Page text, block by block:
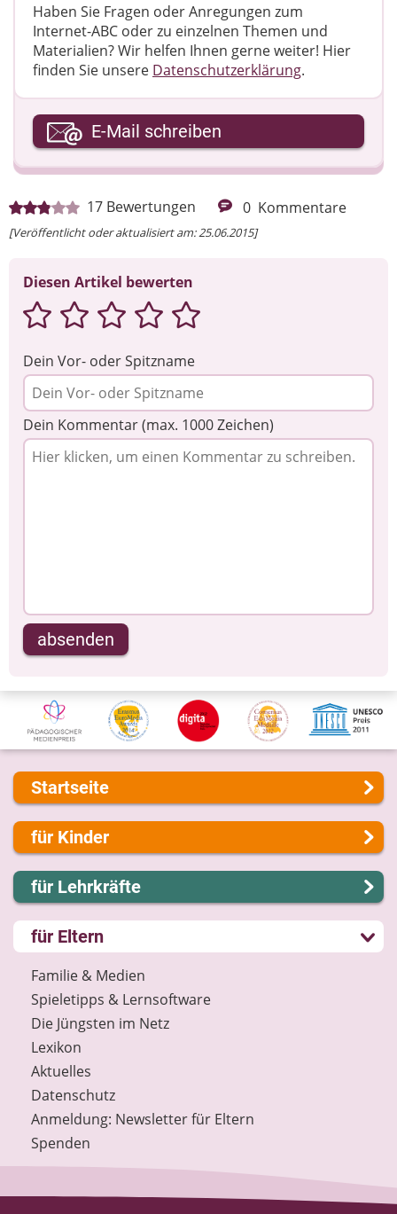
17 Bewertungen 0 Kommentare
[Veröffentlicht oder aktualisiert am: 25.06.2015]
Diesen Artikel bewerten
Dein Vor- oder Spitzname
Dein Kommentar (max. 1000 Zeichen)
absenden
Haben Sie Fragen oder Anregungen zum
Internet-ABC oder zu einzelnen Themen und
Materialien? Wir helfen Ihnen gerne weiter! ​Hier
finden Sie unsere Datenschutzerklärung.
Ihre E-Mail-Adresse
Ihre Nachricht
E-Mail schreiben
Startseite
Über uns
Presse
Kontakt
Impressum
Internet-ABC Sitemap
Barrierefreiheit
Länderprojekte
für Kinder
Lernen und Schule
Hobby und Freizeit
Spiel und Spaß
Mitreden und Mitmachen
Lexikon
Datenschutz
Newsletter
für Lehrkräfte
Lernmodule
Unterrichts­materialien
Internet-ABC-Schule
Praxishilfen
Aktuelles
Materialbestellung
Lexikon
Datenschutz
Newsletter
Spenden
für Eltern
Familie & Medien
Spieletipps & Lernsoftware
Die Jüngsten im Netz
Lexikon
Aktuelles
Datenschutz
Anmeldung: Newsletter für Eltern
Spenden